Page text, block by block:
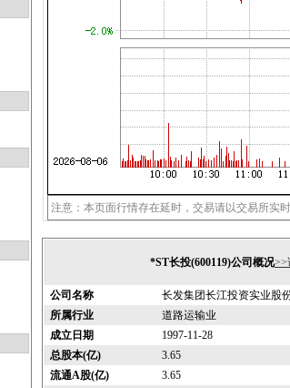
注意：本页面行情存在延时，交易请以交易所实
*ST长投(600119)公司概况>>
公司名称
长发集团长江投资实业股
所属行业
道路运输业
成立日期
1997-11-28
总股本(亿)
3.65
流通A股(亿)
3.65